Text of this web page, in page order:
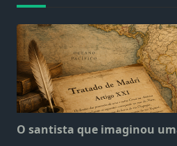
O santista que imaginou